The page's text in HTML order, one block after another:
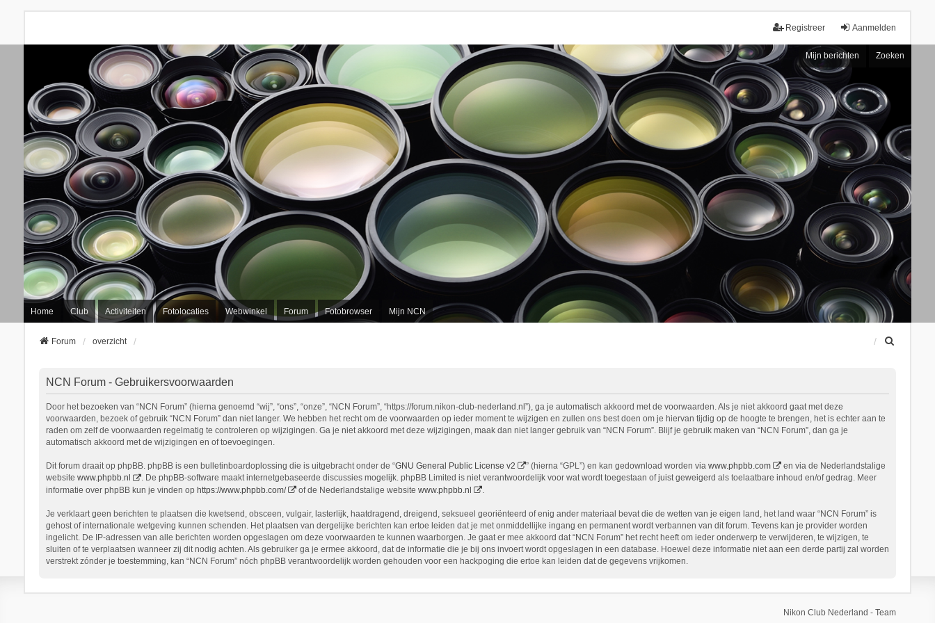
Aanmelden
Registreer
Mijn berichten Zoeken
Home Club Activiteiten Fotolocaties Webwinkel Forum Fotobrowser Mijn NCN
Forum overzicht
NCN Forum - Gebruikersvoorwaarden
Door het bezoeken van “NCN Forum” (hierna genoemd “wij”, “ons”, “onze”, “NCN Forum”, “https://forum.nikon-club-nederland.nl”), ga je automatisch akkoord met de voorwaarden. Als je niet akkoord gaat met deze
voorwaarden, bezoek of gebruik “NCN Forum” dan niet langer. We hebben het recht om de voorwaarden op ieder moment te wijzigen en zullen ons best doen om je hiervan tijdig op de hoogte te brengen, het is echter aan te
raden om zelf de voorwaarden regelmatig te controleren op wijzigingen. Ga je niet akkoord met deze wijzigingen, maak dan niet langer gebruik van “NCN Forum”. Blijf je gebruik maken van “NCN Forum”, dan ga je
automatisch akkoord met de wijzigingen en of toevoegingen.
Dit forum draait op phpBB. phpBB is een bulletinboardoplossing die is uitgebracht onder de “GNU General Public License v2 ” (hierna “GPL”) en kan gedownload worden via www.phpbb.com
en via de Nederlandstalige
website www.phpbb.nl
. De phpBB-software maakt internetgebaseerde discussies mogelijk. phpBB Limited is niet verantwoordelijk voor wat wordt toegestaan of juist geweigerd als toelaatbare inhoud en/of gedrag. Meer
informatie over phpBB kun je vinden op https://www.phpbb.com/ of de Nederlandstalige website www.phpbb.nl .
Je verklaart geen berichten te plaatsen die kwetsend, obsceen, vulgair, lasterlijk, haatdragend, dreigend, seksueel georiënteerd of enig ander materiaal bevat die de wetten van je eigen land, het land waar “NCN Forum” is
gehost of internationale wetgeving kunnen schenden. Het plaatsen van dergelijke berichten kan ertoe leiden dat je met onmiddellijke ingang en permanent wordt verbannen van dit forum. Tevens kan je provider worden
ingelicht. De IP-adressen van alle berichten worden opgeslagen om deze voorwaarden te kunnen waarborgen. Je gaat er mee akkoord dat “NCN Forum” het recht heeft om ieder onderwerp te verwijderen, te wijzigen, te
sluiten of te verplaatsen wanneer zij dit nodig achten. Als gebruiker ga je ermee akkoord, dat de informatie die je bij ons invoert wordt opgeslagen in een database. Hoewel deze informatie niet aan een derde partij zal worden
verstrekt zónder je toestemming, kan “NCN Forum” nóch phpBB verantwoordelijk worden gehouden voor een hackpoging die ertoe kan leiden dat de gegevens vrijkomen.
Nikon Club Nederland - Team